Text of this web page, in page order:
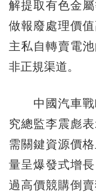
解提取有色金
做報廢處理價
主私自轉賣電
非正規渠道。
中國汽車戰
究總監李震彪
需關鍵資源價
量呈爆發式增
過高價競購倒